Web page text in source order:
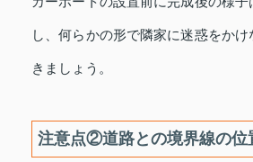
し、何らかの形で隣家に迷惑をか
きましょう。
注意点②道路との境界線の位